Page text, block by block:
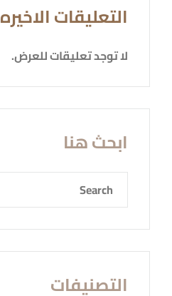
التعليقات الاخيره
لا توجد تعليقات للعرض.
ابحث هنا
التصنيفات